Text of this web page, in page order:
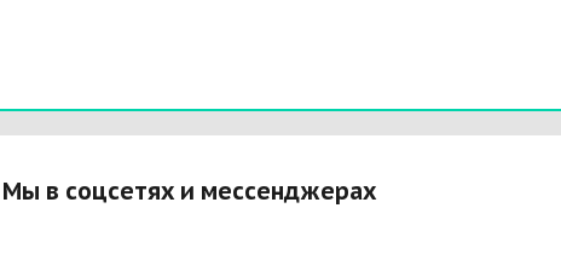
Мы в соцсетях и мессенджерах